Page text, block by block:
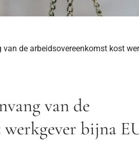
van de arbeidsovereenkomst kost
van de
werkgever bijna